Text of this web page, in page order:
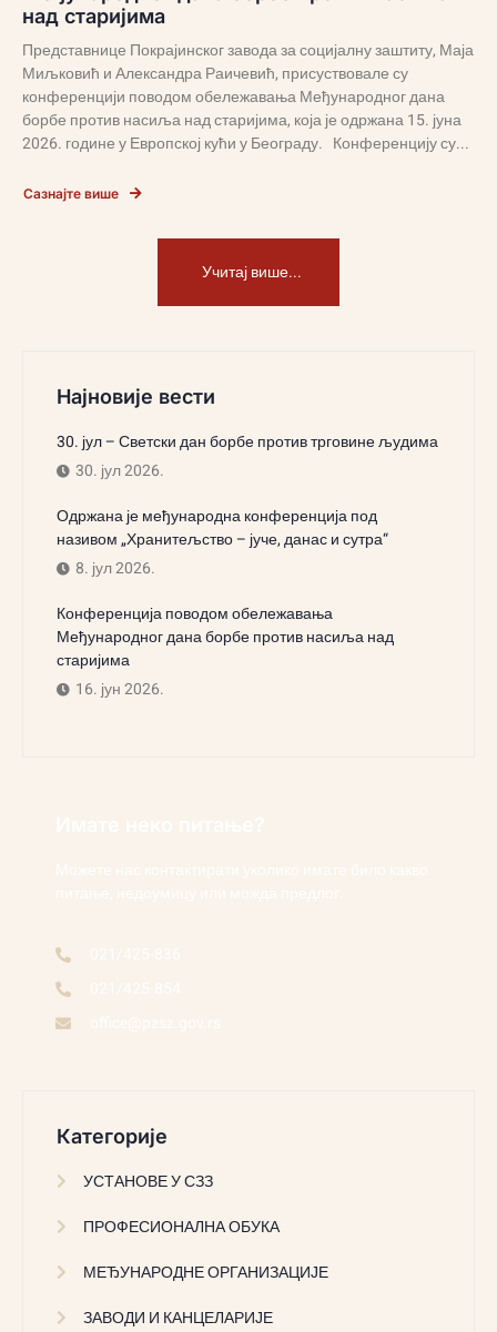
над старијима
Представнице Покрајинског завода за социјалну заштиту, Маја
Миљковић и Александра Раичевић, присуствовале су
конференцији поводом обележавања Међународног дана
борбе против насиља над старијима, која је одржана 15. јуна
2026. године у Европској кући у Београду. Конференцију су...
Сазнајте више
Учитај више...
Најновије вести
30. јул – Светски дан борбе против трговине људима
30. јул 2026.
Одржана је међународна конференција под
називом „Хранитељство – јуче, данас и сутра“
8. јул 2026.
Конференција поводом обележавања
Међународног дана борбе против насиља над
старијима
16. јун 2026.
Категорије
УСТАНОВЕ У СЗЗ
ПРОФЕСИОНАЛНА ОБУКА
МЕЂУНАРОДНЕ ОРГАНИЗАЦИЈЕ
ЗАВОДИ И КАНЦЕЛАРИЈЕ